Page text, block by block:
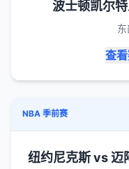
波士顿凯尔
查
NBA 季前赛
纽约尼克斯 vs 迈